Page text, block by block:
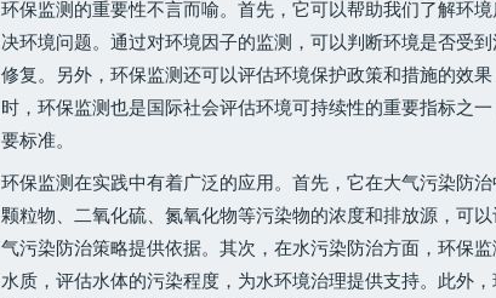
环保监测的重要性不言而喻。首先，它可以帮助我们了解环
决环境问题。通过对环境因子的监测，可以判断环境是否受
修复。另外，环保监测还可以评估环境保护政策和措施的效
时，环保监测也是国际社会评估环境可持续性的重要指标之
要标准。
环保监测在实践中有着广泛的应用。首先，它在大气污染防
颗粒物、二氧化硫、氮氧化物等污染物的浓度和排放源，可
气污染防治策略提供依据。其次，在水污染防治方面，环保
水质，评估水体的污染程度，为水环境治理提供支持。此外